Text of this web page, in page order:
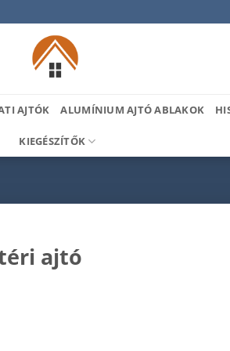
AJTÓK ALUMÍNIUM AJTÓ ABLAKOK
KIEGÉSZÍTŐK
ajtó